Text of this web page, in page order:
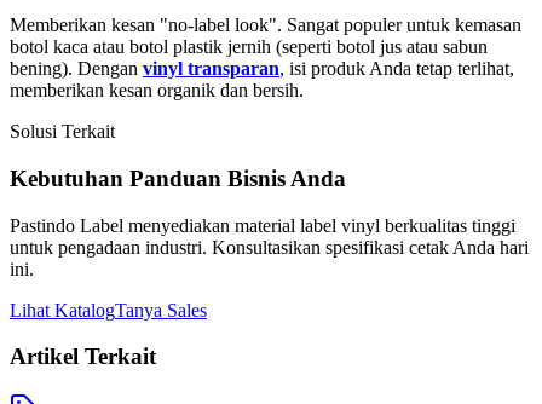
Memberikan kesan "no-label look". Sangat populer untuk kemasan
botol kaca atau botol plastik jernih (seperti botol jus atau sabun
bening). Dengan vinyl transparan, isi produk Anda tetap terlihat,
memberikan kesan organik dan bersih.
Solusi Terkait
Kebutuhan Panduan Bisnis Anda
Pastindo Label menyediakan material label vinyl berkualitas tinggi
untuk pengadaan industri. Konsultasikan spesifikasi cetak Anda hari
ini.
Lihat KatalogTanya Sales
Artikel Terkait